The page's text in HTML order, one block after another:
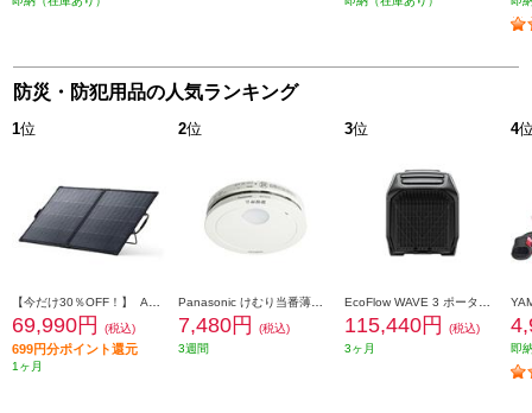
防災・防犯用品の人気ランキング
1位
69,990円 (税込)
699円分ポイント還元
1ヶ月
2位
7,480円
(税込)
3週間
3位
115,440円
(税込)
3ヶ月
4
即